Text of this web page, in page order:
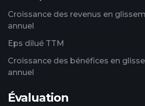
Croissance des revenus en
annuel
Eps dilué TTM
Croissance des bénéfices en
annuel
Évaluation